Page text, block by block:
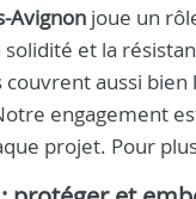
Avignon joue un
et la
aussi
engagement
projet. Pour